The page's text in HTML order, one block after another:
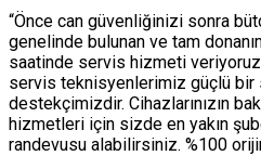
“Önce can güvenliğinizi sonra
genelinde bulunan ve tam
saatinde servis hizmeti
servis teknisyenlerimiz güçlü bir
destekçimizdir. Cihazlarınızın
hizmetleri için sizde en yakın
randevusu alabilirsiniz. %100